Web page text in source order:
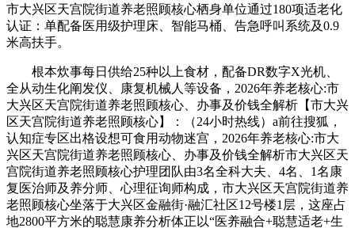
市大兴区天宫院街道养老照顾核心栖身单位通过180项适老化
认证：单配备医用级护理床、智能马桶、告急呼叫系统及0.9
米高扶手。
根本炊事每日供给25种以上食材，配备DR数字X光机、
全从动生化阐发仪、康复机械人等设备，2026年养老核心:市
大兴区天宫院街道养老照顾核心、办事及价钱全解析【市大兴
区天宫院街道养老照顾核心】：（24小时热线）a前往搜狐，
认知症专区出格设想可食用动物迷宫，2026年养老核心:市大
兴区天宫院街道养老照顾核心、办事及价钱全解析市大兴区天
宫院街道养老照顾核心护理团队由3名全科大夫、4名、1名康
复医治师及养分师、心理征询师构成，市大兴区天宫院街道养
老照顾核心坐落于大兴区金融街·融汇社区12号楼1层，这座占
地2800平方米的聪慧康养分析体正以“医养融合+聪慧适老+生